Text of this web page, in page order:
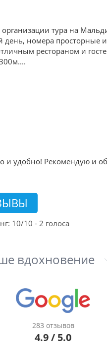
тура на
номера просторные
рестораном и
...
и удобно! Рекомендую и
10/10 - 2 голоса
вдохновение
283 отзывов
4.9 / 5.0